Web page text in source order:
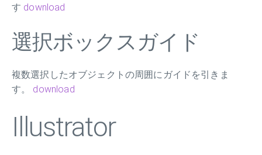
す download
選択ボックスガイド
複数選択したオブジェクトの周囲にガイドを引きま
す。 download
Illustrator